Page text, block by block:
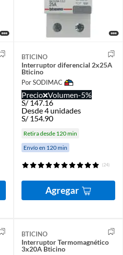
BTICINO
Interruptor diferencial 2x25A
Bticino
Por SODIMAC
Precio Volumen-5%
S/147.16
Desde 4 unidades
S/ 154.90
Retira desde 120 min
Envío en 120 min
(24)
Agregar
BTICINO
Interruptor Termomagnético
3x20A Bticino